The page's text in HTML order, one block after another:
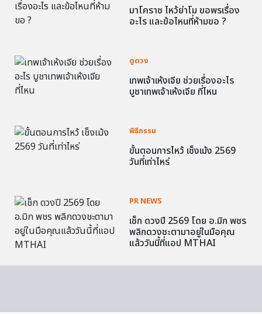
มาโคราช ไหว้ย่าโม ขอพรเรื่อง
อะไร และข้อไหนที่ห้ามขอ ?
ดูดวง
เทพเจ้าเห้งเจีย ช่วยเรื่องอะไร
บูชาเทพเจ้าเห้งเจีย ที่ไหน
พิธีกรรม
ขั้นตอนการไหว้ เช็งเม้ง 2569
วันที่เท่าไหร่
PR NEWS
เช็ก ดวงปี 2569 โดย อ.มิก พชร
พลิกดวงชะตามาอยู่ในมือคุณ
แล้ววันนี้ที่แอป MTHAI